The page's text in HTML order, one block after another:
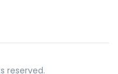
reserved.